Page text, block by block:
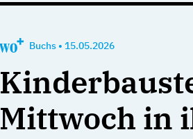
Buchs • 15.05.2026
Mittwoch in